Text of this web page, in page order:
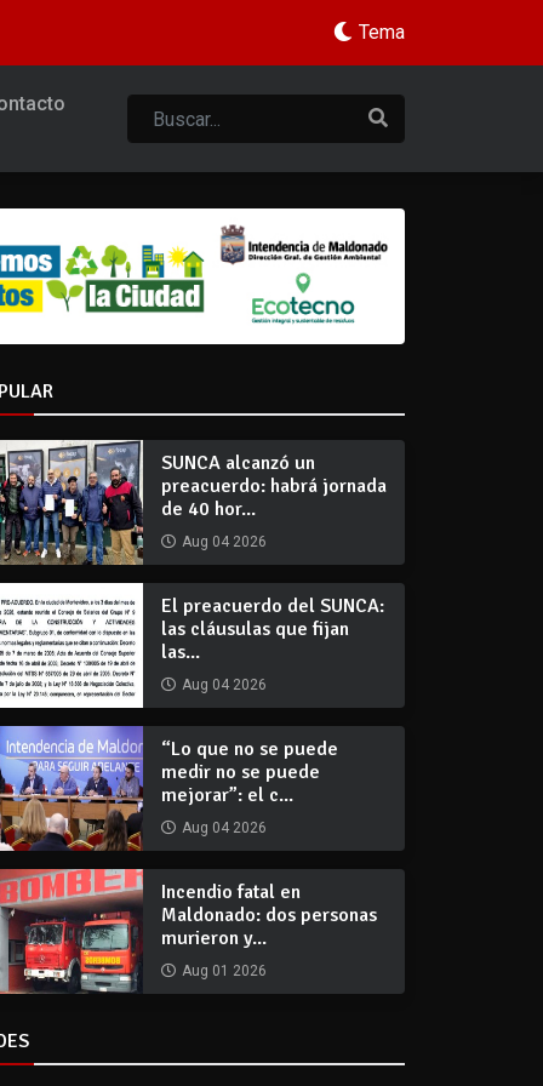
Tema
SUNCA alcanzó un
preacuerdo: habrá jornada
de 40 hor...
Aug 04 2026
El preacuerdo del SUNCA:
las cláusulas que fijan
las...
Aug 04 2026
“Lo que no se puede
medir no se puede
mejorar”: el c...
Aug 04 2026
Incendio fatal en
Maldonado: dos personas
murieron y...
Aug 01 2026